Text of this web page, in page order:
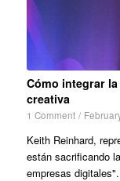
Cómo integrar
creativa
1 Comment /
Keith Reinhard,
están sacrificando
empresas digitales".